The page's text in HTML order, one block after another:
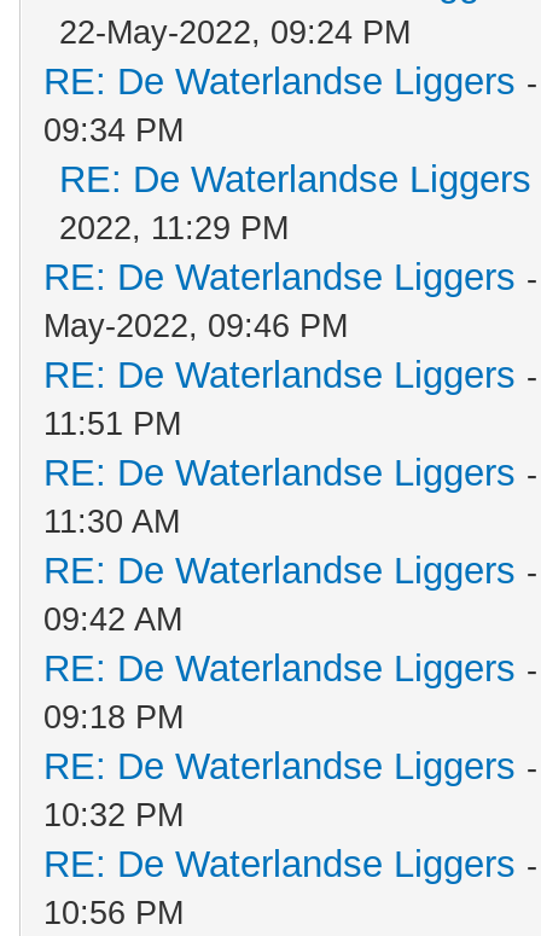
22-May-2022, 09:24 PM
RE: De Waterlandse Liggers
09:34 PM
RE: De Waterlandse Liggers
2022, 11:29 PM
RE: De Waterlandse Liggers
May-2022, 09:46 PM
RE: De Waterlandse Liggers
11:51 PM
RE: De Waterlandse Liggers
11:30 AM
RE: De Waterlandse Liggers
09:42 AM
RE: De Waterlandse Liggers
09:18 PM
RE: De Waterlandse Liggers
10:32 PM
RE: De Waterlandse Liggers
10:56 PM